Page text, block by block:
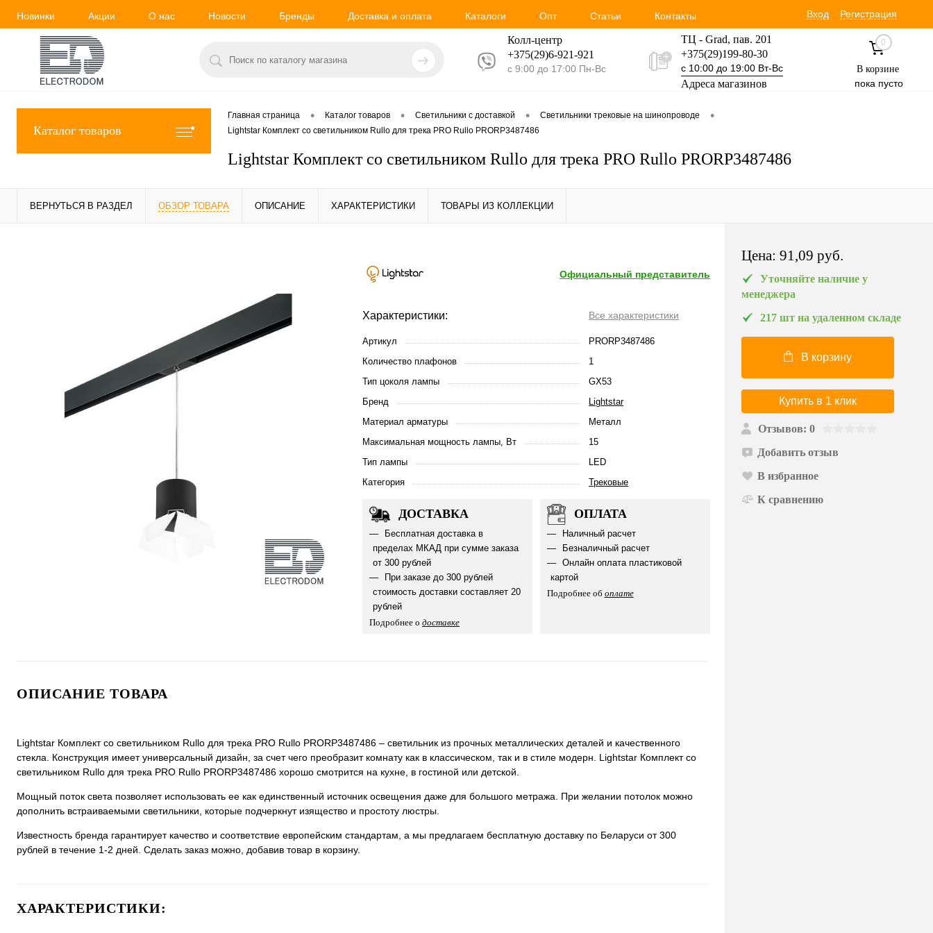
Новинки Акции О нас Новости Бренды Доставка и оплата Каталоги Опт Статьи Контакты Вход Регистрация
Колл-центр
+375(29)6-921-921
с 9:00 до 17:00 Пн-Вс
ТЦ - Grad, пав. 201
+375(29)199-80-30
с 10:00 до 19:00 Вт-Вс
Адреса магазинов
+375(29)354-30-60
0
В корзине
пока пусто
Каталог товаров
Главная страница • Каталог товаров • Светильники с доставкой • Светильники трековые на шинопроводе •
Lightstar Комплект со светильником Rullo для трека PRO Rullo PRORP3487486
Lightstar Комплект со светильником Rullo для трека PRO Rullo PRORP3487486
ВЕРНУТЬСЯ В РАЗДЕЛ ОБЗОР ТОВАРА ОПИСАНИЕ ХАРАКТЕРИСТИКИ ТОВАРЫ ИЗ КОЛЛЕКЦИИ
Официальный представитель
Характеристики: Все характеристики
Артикул
PRORP3487486
Количество плафонов
1
Тип цоколя лампы
GX53
Бренд
Lightstar
Материал арматуры
Металл
Максимальная мощность лампы, Вт
15
Тип лампы
LED
Категория
Трековые
ДОСТАВКА
Бесплатная доставка в
пределах МКАД при сумме заказа
от 300 рублей
При заказе до 300 рублей
стоимость доставки составляет 20
рублей
Подробнее о доставке
ОПЛАТА
Наличный расчет
Безналичный расчет
Онлайн оплата пластиковой
картой
Подробнее об оплате
ОПИСАНИЕ ТОВАРА
Lightstar Комплект со светильником Rullo для трека PRO Rullo PRORP3487486 – светильник из прочных металлических деталей и качественного
стекла. Конструкция имеет универсальный дизайн, за счет чего преобразит комнату как в классическом, так и в стиле модерн. Lightstar Комплект со
светильником Rullo для трека PRO Rullo PRORP3487486 хорошо смотрится на кухне, в гостиной или детской.
Мощный поток света позволяет использовать ее как единственный источник освещения даже для большого метража. При желании потолок можно
дополнить встраиваемыми светильники, которые подчеркнут изящество и простоту люстры.
Известность бренда гарантирует качество и соответствие европейским стандартам, а мы предлагаем бесплатную доставку по Беларуси от 300
рублей в течение 1-2 дней. Сделать заказ можно, добавив товар в корзину.
ХАРАКТЕРИСТИКИ:
Цена: 91,09 pуб.
Уточняйте наличие у
менеджера
217 шт на удаленном складе
В корзину
Купить в 1 клик
Отзывов: 0
Добавить отзыв
В избранное
К сравнению